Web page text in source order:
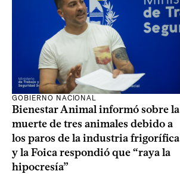
GOBIERNO NACIONAL
Bienestar Animal informó sobre la
muerte de tres animales debido a
los paros de la industria frigorífica
y la Foica respondió que “raya la
hipocresía”